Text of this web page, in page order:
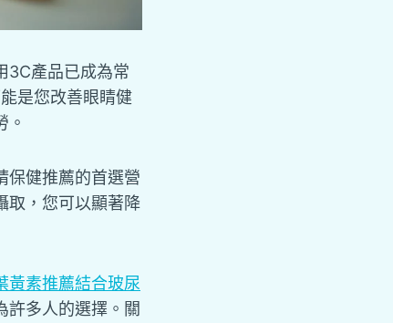
3C產品已成為常
是您改善眼睛健
。
保健推薦的首選營
取，您可以顯著降
黃素推薦結合玻尿
許多人的選擇。 關